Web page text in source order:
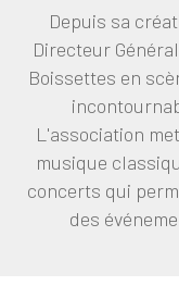
Depuis sa
Directeur
Boissettes en
L'association
musique
concerts qui
des